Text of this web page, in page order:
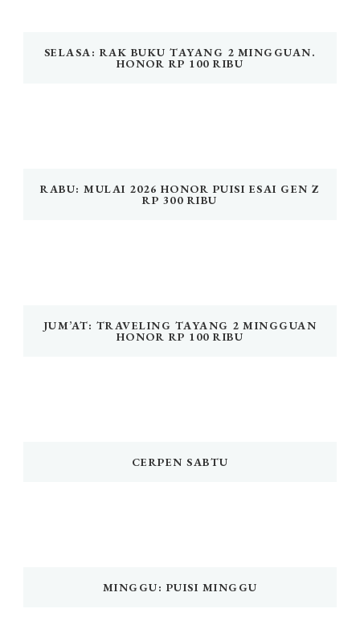
SELASA: RAK BUKU TAYANG 2 MINGGUAN.
HONOR RP 100 RIBU
RABU: MULAI 2026 HONOR PUISI ESAI GEN Z
RP 300 RIBU
JUM’AT: TRAVELING TAYANG 2 MINGGUAN
HONOR RP 100 RIBU
CERPEN SABTU
MINGGU: PUISI MINGGU